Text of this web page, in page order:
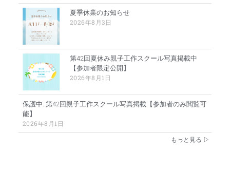
夏季休業のお知らせ
2026年8月3日
第42回夏休み親子工作スクール写真掲載中
【参加者限定公開】
2026年8月1日
保護中: 第42回親子工作スクール写真掲載【参加者のみ閲覧可
能】
2026年8月1日
もっと見る ▷